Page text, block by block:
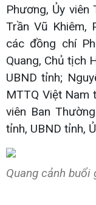
Phương, Ủy
Trần Vũ Khiêm,
các đồng chí
Quang, Chủ tịch
UBND tỉnh;
MTTQ Việt Nam
viên Ban
tỉnh, UBND tỉnh,
Quang cảnh buổi